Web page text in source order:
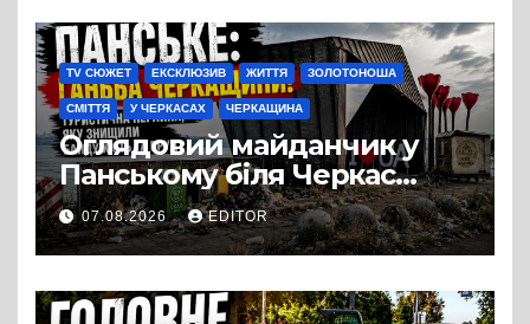
TV СЮЖЕТ ЕКСКЛЮЗИВ ЖИТТЯ ЗОЛОТОНОША
СМІТТЯ У ЧЕРКАСАХ ЧЕРКАЩИНА
Оглядовий майданчик у
Панському біля Черкас
перетворився на занедбане
сміттєзвалище
07.08.2026 EDITOR